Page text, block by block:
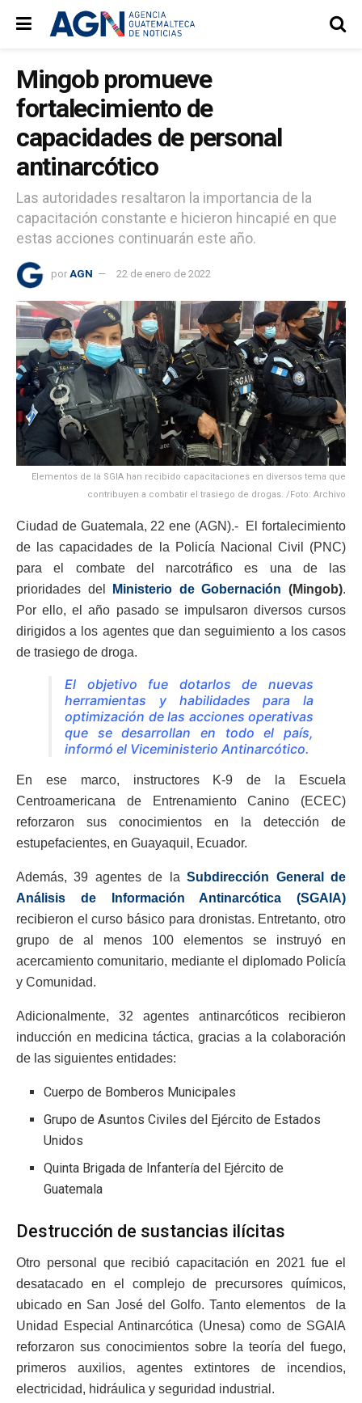
Mingob promueve
fortalecimiento de
capacidades de personal
antinarcótico
Las autoridades resaltaron la importancia de la
capacitación constante e hicieron hincapié en que
estas acciones continuarán este año.
por AGN 22 de enero de 2022
Elementos de la SGIA han recibido capacitaciones en diversos tema que
contribuyen a combatir el trasiego de drogas. /Foto: Archivo
Ciudad de Guatemala, 22 ene (AGN).- El fortalecimiento
de las capacidades de la Policía Nacional Civil (PNC)
para el combate del narcotráfico es una de las
prioridades del
Ministerio de Gobernación (Mingob).
Por ello, el año pasado se impulsaron diversos cursos
dirigidos a los agentes que dan seguimiento a los casos
de trasiego de droga.
El objetivo fue dotarlos de nuevas
herramientas y habilidades para la
optimización de las acciones operativas
que se desarrollan en todo el país,
informó el Viceministerio Antinarcótico.
En ese marco, instructores K-9 de la Escuela
Centroamericana de Entrenamiento Canino (ECEC)
reforzaron sus conocimientos en la detección de
estupefacientes, en Guayaquil, Ecuador.
Además, 39 agentes de laSubdirección General de
Análisis de Información Antinarcótica (SGAIA)
recibieron el curso básico para dronistas. Entretanto, otro
grupo de al menos 100 elementos se instruyó en
acercamiento comunitario, mediante el diplomado Policía
y Comunidad.
Adicionalmente, 32 agentes antinarcóticos recibieron
inducción en medicina táctica, gracias a la colaboración
de las siguientes entidades:
Cuerpo de Bomberos Municipales
Grupo de Asuntos Civiles del Ejército de Estados
Unidos
Quinta Brigada de Infantería del Ejército de
Guatemala
Destrucción de sustancias ilícitas
Otro personal que recibió capacitación en 2021 fue el
desatacado en el complejo de precursores químicos,
ubicado en San José del Golfo. Tanto elementos de la
Unidad Especial Antinarcótica (Unesa) como de SGAIA
reforzaron sus conocimientos sobre la teoría del fuego,
primeros auxilios, agentes extintores de incendios,
electricidad, hidráulica y seguridad industrial.